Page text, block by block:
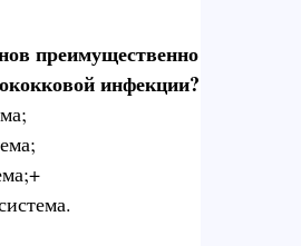
преимущественно
инфекции?